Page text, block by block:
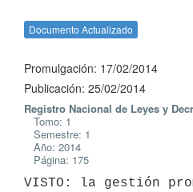
Documento Actualizado
Promulgación: 17/02/2014
Publicación: 25/02/2014
Registro Nacional de Leyes y
Tomo: 1
Semestre: 1
Año: 2014
Página: 175
VISTO: la gestión